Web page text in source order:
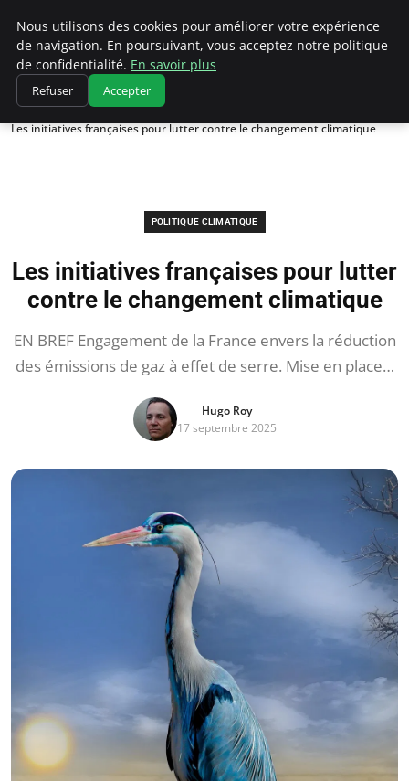
Climatedebtagents
Accueil
Politique climatique
Les initiatives françaises pour lutter contre le changement climatique
POLITIQUE CLIMATIQUE
Les initiatives françaises pour lutter
contre le changement climatique
EN BREF Engagement de la France envers la réduction
des émissions de gaz à effet de serre. Mise en place…
Hugo Roy
17 septembre 2025
Nous utilisons des cookies pour améliorer votre expérience
de navigation. En poursuivant, vous acceptez notre politique
de confidentialité. En savoir plus
Refuser Accepter